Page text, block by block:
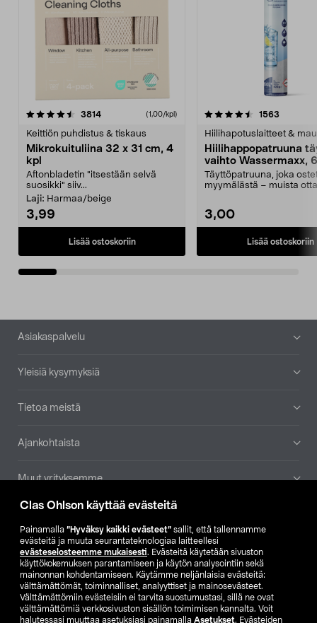
Clas Ohlson käyttää evästeitä
Painamalla ”Hyväksy kaikki evästeet” sallit, että tallennamme
evästeitä ja muuta seurantateknologiaa laitteellesi
evästeselosteemme mukaisesti. Evästeitä käytetään sivuston
käyttökokemuksen parantamiseen ja käytön analysointiin sekä
mainonnan kohdentamiseen. Käytämme neljänlaisia evästeitä:
välttämättömät, toiminnalliset, analyyttiset ja mainosevästeet.
Välttämättömiin evästeisiin ei tarvita suostumustasi, sillä ne ovat
välttämättömiä verkkosivuston sisällön toimimisen kannalta. Voit
halutessasi muuttaa asetuksiasi painamalla Asetukset. Evästeiden
3814arvostelut (1,00/kpl)
Keittiön puhdistus & tiskaus
Mikrokuituliina 32 x 31 cm, 4
kpl
Aftonbladetin "itsestään selvä
suosikki" siiv...
Laji: Harmaa/beige
3,99
Lisää ostoskoriin
4.5viidestä
1563
Hiilihapotuslaitteet &
Hiilihappopatruuna
vaihto Wassermaxx,
Täyttöpatruuna, joka
myymälästä – muista
3,00
Lisää ostoskoriin
4.5viidestä
Alatunniste
Asiakaspalvelu
Yleisiä kysymyksiä
Tietoa meistä
Ajankohtaista
Muut yrityksemme
Etsi myymälä
SE NO FI
FI SV